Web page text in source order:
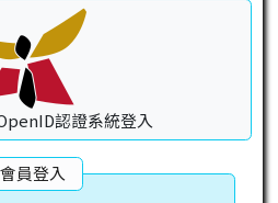
認證系統登入
會員登入